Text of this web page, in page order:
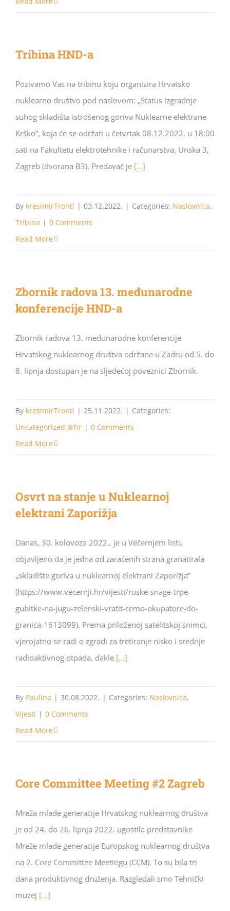
Tribina HND-a
Pozivamo Vas na tribinu koju organizira Hrvatsko
nuklearno društvo pod naslovom: „Status izgradnje
suhog skladišta istrošenog goriva Nuklearne elektrane
Krško“, koja će se održati u četvrtak 08.12.2022. u 18:00
sati na Fakultetu elektrotehnike i računarstva, Unska 3,
Zagreb (dvorana B3). Predavač je [...]
By kresimirTrontl | 03.12.2022. | Categories: Naslovnica,
Tribina | 0 Comments
Read More
Zbornik radova 13. međunarodne
konferencije HND-a
Zbornik radova 13. međunarodne konferencije
Hrvatskog nuklearnog društva održane u Zadru od 5. do
8. lipnja dostupan je na sljedećoj poveznici Zbornik.
By kresimirTrontl | 25.11.2022. | Categories:
Uncategorized @hr | 0 Comments
Read More
Osvrt na stanje u Nuklearnoj
elektrani Zaporižja
Danas, 30. kolovoza 2022., je u Večernjem listu
objavljeno da je jedna od zaraćenih strana granatirala
„skladište goriva u nuklearnoj elektrani Zaporižja“
(https://www.vecernji.hr/vijesti/ruske-snage-trpe-
gubitke-na-jugu-zelenski-vratit-cemo-okupatore-do-
granica-1613099). Prema priloženoj satelitskoj snimci,
vjerojatno se radi o zgradi za tretiranje nisko i srednje
radioaktivnog otpada, dakle [...]
By Paulina | 30.08.2022. | Categories: Naslovnica,
Vijesti | 0 Comments
Read More
Core Committee Meeting #2 Zagreb
Mreža mlade generacije Hrvatskog nuklearnog društva
je od 24. do 26. lipnja 2022. ugostila predstavnike
Mreže mlade generacije Europskog nuklearnog društva
na 2. Core Committee Meetingu (CCM). To su bila tri
dana produktivnog druženja. Razgledali smo Tehnički
muzej [...]